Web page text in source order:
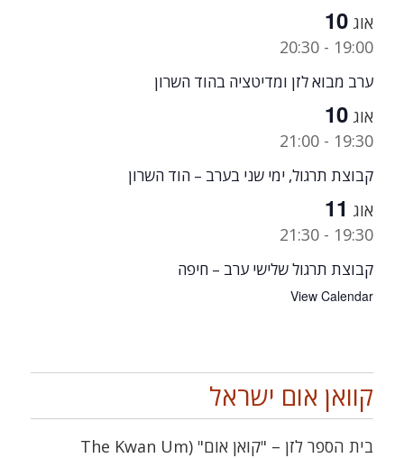
אוג 10
19:00
-
20:30
ערב מבוא לזן ומדיטציה בהוד השרון
אוג 10
19:30
-
21:00
קבוצת תרגול, ימי שני בערב – הוד השרון
אוג 11
19:30
-
21:30
קבוצת תרגול שלישי ערב – חיפה
View Calendar
קוואן אום ישראל
בית הספר לזן – "קואן אום" (The Kwan Um